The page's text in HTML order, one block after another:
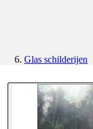
Glas schilderijen